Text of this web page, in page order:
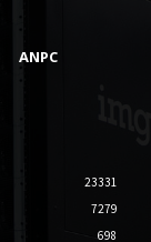
ANPC
23331
7279
698